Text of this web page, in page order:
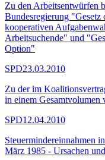
Zu den Arbeitsentwürfen
Bundesregierung "Gesetz
kooperativen
Arbeitsuchende" und
Option"
SPD23.03.2010
Zu der im
in einem
SPD12.04.2010
Steuermindereinnahmen
März 1985 - Ursachen